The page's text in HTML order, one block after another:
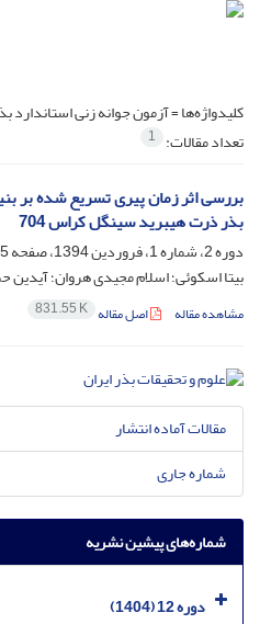
کلیدواژه‌ها =آزمون جوانه زنی استاندارد
تعداد مقالات: 1
بررسی اثر زمان پیری تسریع شده بر
بذر ذرت هیبرید سینگل کراس 704
دوره 2، شماره 1، فروردین 1394، صفحه
بیتا اسکوئی؛ اسلام مجیدی هروان؛
مشاهده مقاله اصل مقاله 831.55 K
مقالات آماده انتشار
شماره جاری
شماره‌های پیشین نشریه
دوره 12 (1404)